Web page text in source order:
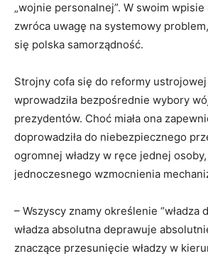
„wojnie personalnej”. W swoim wpisie
zwróca uwagę na systemowy
się polska samorządność.
Strojny cofa się do reformy
wprowadziła bezpośrednie wybory
prezydentów. Choć miała ona
doprowadziła do niebezpiecznego
ogromnej władzy w ręce jednej
jednoczesnego wzmocnienia
– Wszyscy znamy określenie “władza
władza absolutna deprawuje
znaczące przesunięcie władzy w